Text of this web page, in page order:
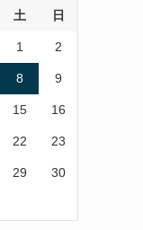
土 日
1 2
8 9
15 16
22 23
29 30